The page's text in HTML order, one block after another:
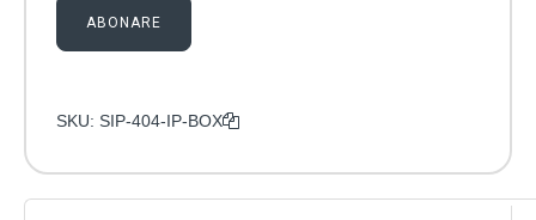
ABONARE
SKU: SIP-404-IP-BOX